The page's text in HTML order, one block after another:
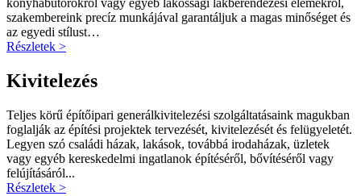
konyhabútorokról vagy egyéb lakossági lakberendezési elemekről,
szakembereink precíz munkájával garantáljuk a magas minőséget és
az egyedi stílust…
Részletek >
Kivitelezés
Teljes körű építőipari generálkivitelezési szolgáltatásaink magukban
foglalják az építési projektek tervezését, kivitelezését és felügyeletét.
Legyen szó családi házak, lakások, továbbá irodaházak, üzletek
vagy egyéb kereskedelmi ingatlanok építéséről, bővítéséről vagy
felújításáról...
Részletek >